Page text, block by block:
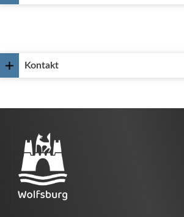
Kontakt